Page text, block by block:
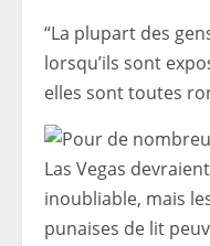
“La plupart des
lorsqu’ils sont
elles sont toutes